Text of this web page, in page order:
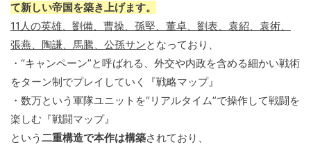
て新しい帝国を築き上げます。
11人の英雄、劉備、曹操、孫堅、董卓、劉表、袁紹、袁術、
張燕、陶謙、馬騰、公孫サンとなっており、
・“キャンペーン”と呼ばれる、外交や内政を含める細かい戦術
をターン制でプレイしていく『戦略マップ』
・数万という軍隊ユニットを“リアルタイム”で操作して戦闘を
楽しむ『戦闘マップ』
という 二重構造で本作は構築されており、